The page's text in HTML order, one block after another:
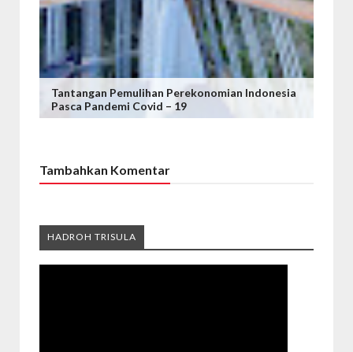
Tantangan Pemulihan Perekonomian Indonesia
Pasca Pandemi Covid – 19
Tambahkan Komentar
HADROH TRISULA